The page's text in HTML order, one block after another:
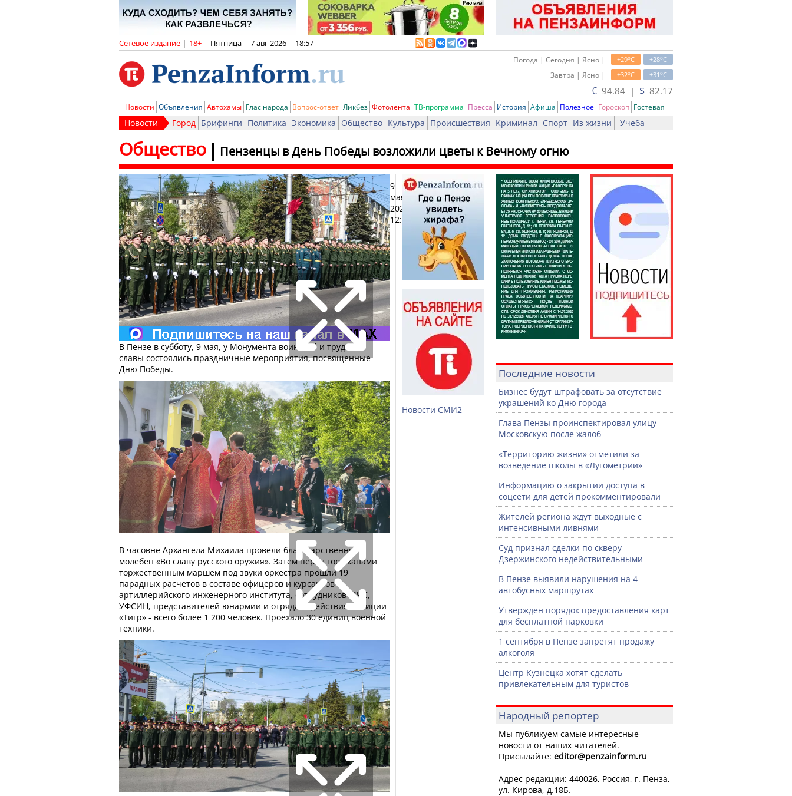
Сетевое издание | 18+ | Пятница | 7 авг 2026 | 18:57
+28oC
+29oC
Погода | Сегодня | Ясно |
+31oC
+32oC
Завтра | Ясно |
€ 94.84 | $ 82.17
Новости Объявления Автохамы Глас народа Вопрос-ответ Ликбез Фотолента ТВ-программа Пресса История Афиша Полезное Гороскоп Гостевая
Новости Город Брифинги Политика Экономика Общество Культура Происшествия Криминал Спорт Из жизни Учеба
Пензенцы в День Победы возложили цветы к Вечному огню
Общество
9
мая
2026,
12:38
Печать
В Пензе в субботу, 9 мая, у Монумента воинской и трудовой
славы состоялись праздничные мероприятия, посвященные
Дню Победы.
В часовне Архангела Михаила провели благодарственный
молебен «Во славу русского оружия». Затем перед горожанами
торжественным маршем под звуки оркестра прошли 19
парадных расчетов в составе офицеров и курсантов
артиллерийского инженерного института, сотрудников МЧС,
УФСИН, представителей юнармии и отряда содействия полиции
«Тигр» - всего более 1 200 человек. Проехало 30 единиц военной
техники.
Новости СМИ2
Последние новости
Бизнес будут штрафовать за отсутствие
украшений ко Дню города
Глава Пензы проинспектировал улицу
Московскую после жалоб
«Территорию жизни» отметили за
возведение школы в «Лугометрии»
Информацию о закрытии доступа в
соцсети для детей прокомментировали
Жителей региона ждут выходные с
интенсивными ливнями
Суд признал сделки по скверу
Дзержинского недействительными
В Пензе выявили нарушения на 4
автобусных маршрутах
Утвержден порядок предоставления карт
для бесплатной парковки
1 сентября в Пензе запретят продажу
алкоголя
Центр Кузнецка хотят сделать
привлекательным для туристов
Народный репортер
Мы публикуем самые интересные
новости от наших читателей.
Присылайте: editor@penzainform.ru
Адрес редакции: 440026, Россия, г. Пенза,
ул. Кирова, д.18Б.